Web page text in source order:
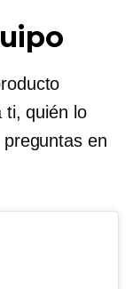
ti, quién lo
en